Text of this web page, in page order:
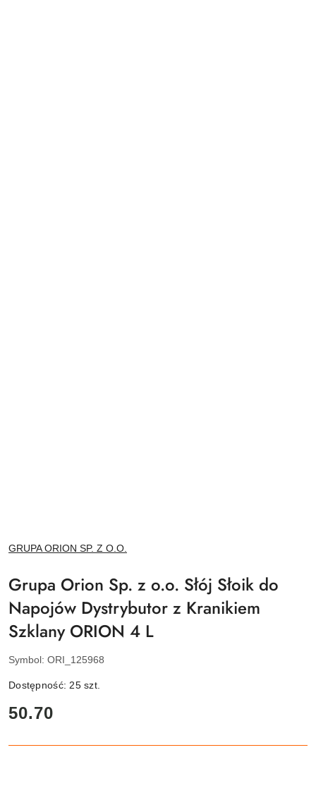
NAZWA
PRODUCENTA:
GRUPA ORION SP. Z O.O.
Grupa Orion Sp. z o.o. Słój Słoik do
Napojów Dystrybutor z Kranikiem
Szklany ORION 4 L
Symbol: ORI_125968
Dostępność: 25szt.
cena:
50.70